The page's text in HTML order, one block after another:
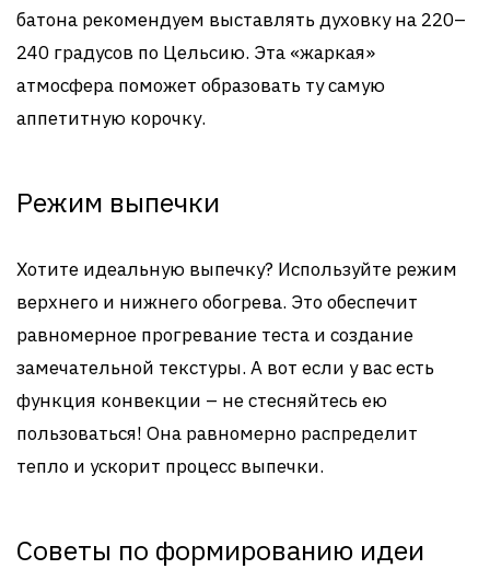
батона рекомендуем выставлять духовку на 220–
240 градусов по Цельсию. Эта «жаркая»
атмосфера поможет образовать ту самую
аппетитную корочку.
Режим выпечки
Хотите идеальную выпечку? Используйте режим
верхнего и нижнего обогрева. Это обеспечит
равномерное прогревание теста и создание
замечательной текстуры. А вот если у вас есть
функция конвекции – не стесняйтесь ею
пользоваться! Она равномерно распределит
тепло и ускорит процесс выпечки.
Советы по формированию идеи